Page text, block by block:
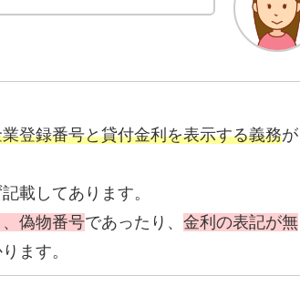
登録番号と貸付金利を表示する義務が
載してあります。
偽物番号であったり、 金利の表記が無
ます。